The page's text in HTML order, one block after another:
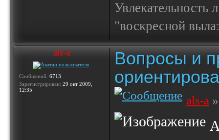
Увлекательность
"воскресной
als-a
Сообщений: 6713
Зарегистрирован: 29 окт 2009,
12:35
Вопросы и
als-a